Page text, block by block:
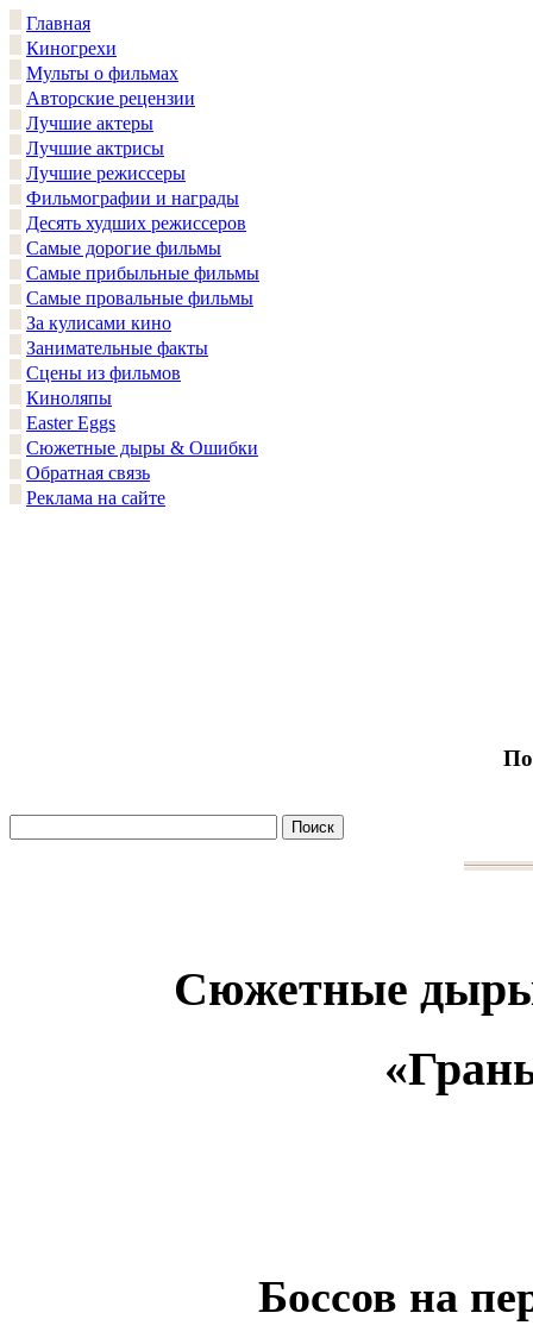
Главная
Киногрехи
Мульты о фильмах
Авторские рецензии
Лучшие актеры
Лучшие актрисы
Лучшие режиссеры
Фильмографии и награды
Десять худших режиссеров
Самые дорогие фильмы
Самые прибыльные фильмы
Самые провальные фильмы
За кулисами кино
Занимательные факты
Сцены из фильмов
Киноляпы
Easter Eggs
Сюжетные дыры & Ошибки
Обратная связь
Реклама на сайте
Сюжетные
Боссов на